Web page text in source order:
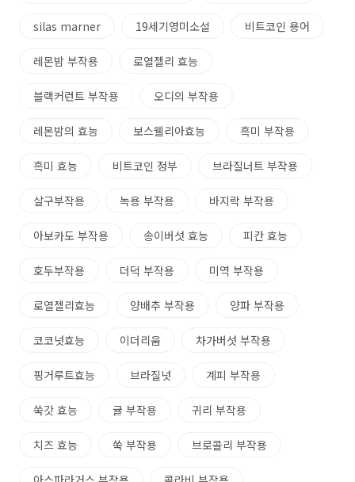
silas marner 19세기영미소설 비트코인 용어
레몬밤 부작용 로열젤리 효능
블랙커런트 부작용 오디의 부작용
레몬밤의 효능 보스웰리아효능 흑미 부작용
흑미 효능 비트코인 정부 브라질너트 부작용
살구부작용 녹용 부작용 바지락 부작용
아보카도 부작용 송이버섯 효능 피칸 효능
호두부작용 더덕 부작용 미역 부작용
로열젤리효능 양배추 부작용 양파 부작용
코코넛효능 이더리움 차가버섯 부작용
핑거루트효능 브라질넛 계피 부작용
쑥갓 효능 귤 부작용 귀리 부작용
치즈 효능 쑥 부작용 브로콜리 부작용